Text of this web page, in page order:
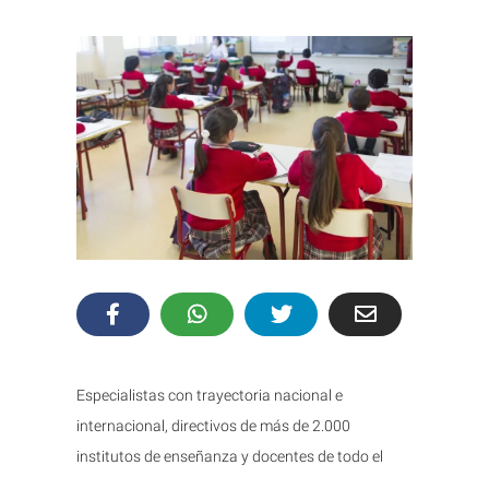
Especialistas con trayectoria nacional e
internacional, directivos de más de 2.000
institutos de enseñanza y docentes de todo el